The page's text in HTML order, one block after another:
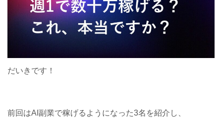
だいきです！
前回はAI副業で稼げるようになった3名を紹介し、